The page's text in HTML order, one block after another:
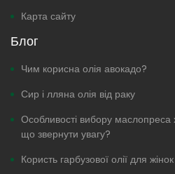
Карта сайту
Блог
Чим корисна олія авокадо?
Сир і лляна олія від раку
Особливості вибору маслопреса
що звернути увагу?
Користь гарбузової олії для жінок